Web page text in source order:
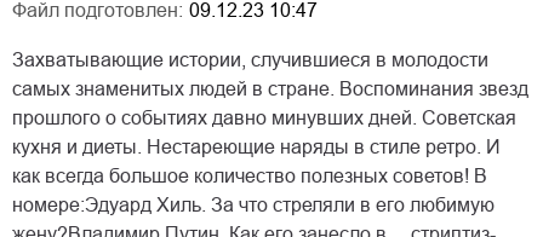
Файл подготовлен: 09.12.23 10:47
Захватывающие истории, случившиеся в молодости
самых знаменитых людей в стране. Воспоминания звезд
прошлого о событиях давно минувших дней. Советская
кухня и диеты. Нестареющие наряды в стиле ретро. И
как всегда большое количество полезных советов! В
номере:Эдуард Хиль. За что стреляли в его любимую